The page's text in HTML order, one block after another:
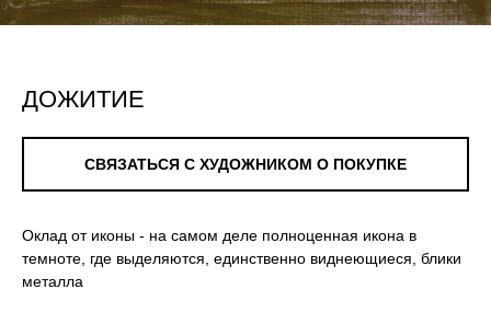
ДОЖИТИЕ
СВЯЗАТЬСЯ С ХУДОЖНИКОМ О ПОКУПКЕ
Оклад от иконы - на самом деле полноценная икона в
темноте, где выделяются, единственно виднеющиеся, блики
металла